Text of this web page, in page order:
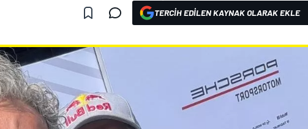
TERCIH EDILEN KAYNAK OLARAK EKLE